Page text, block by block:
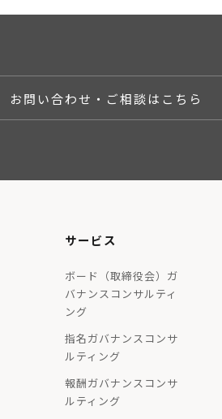
お問い合わせ・ご相談はこちら
サービス
ボード（取締役会）ガ
バナンスコンサルティ
ング
指名ガバナンスコンサ
ルティング
報酬ガバナンスコンサ
ルティング